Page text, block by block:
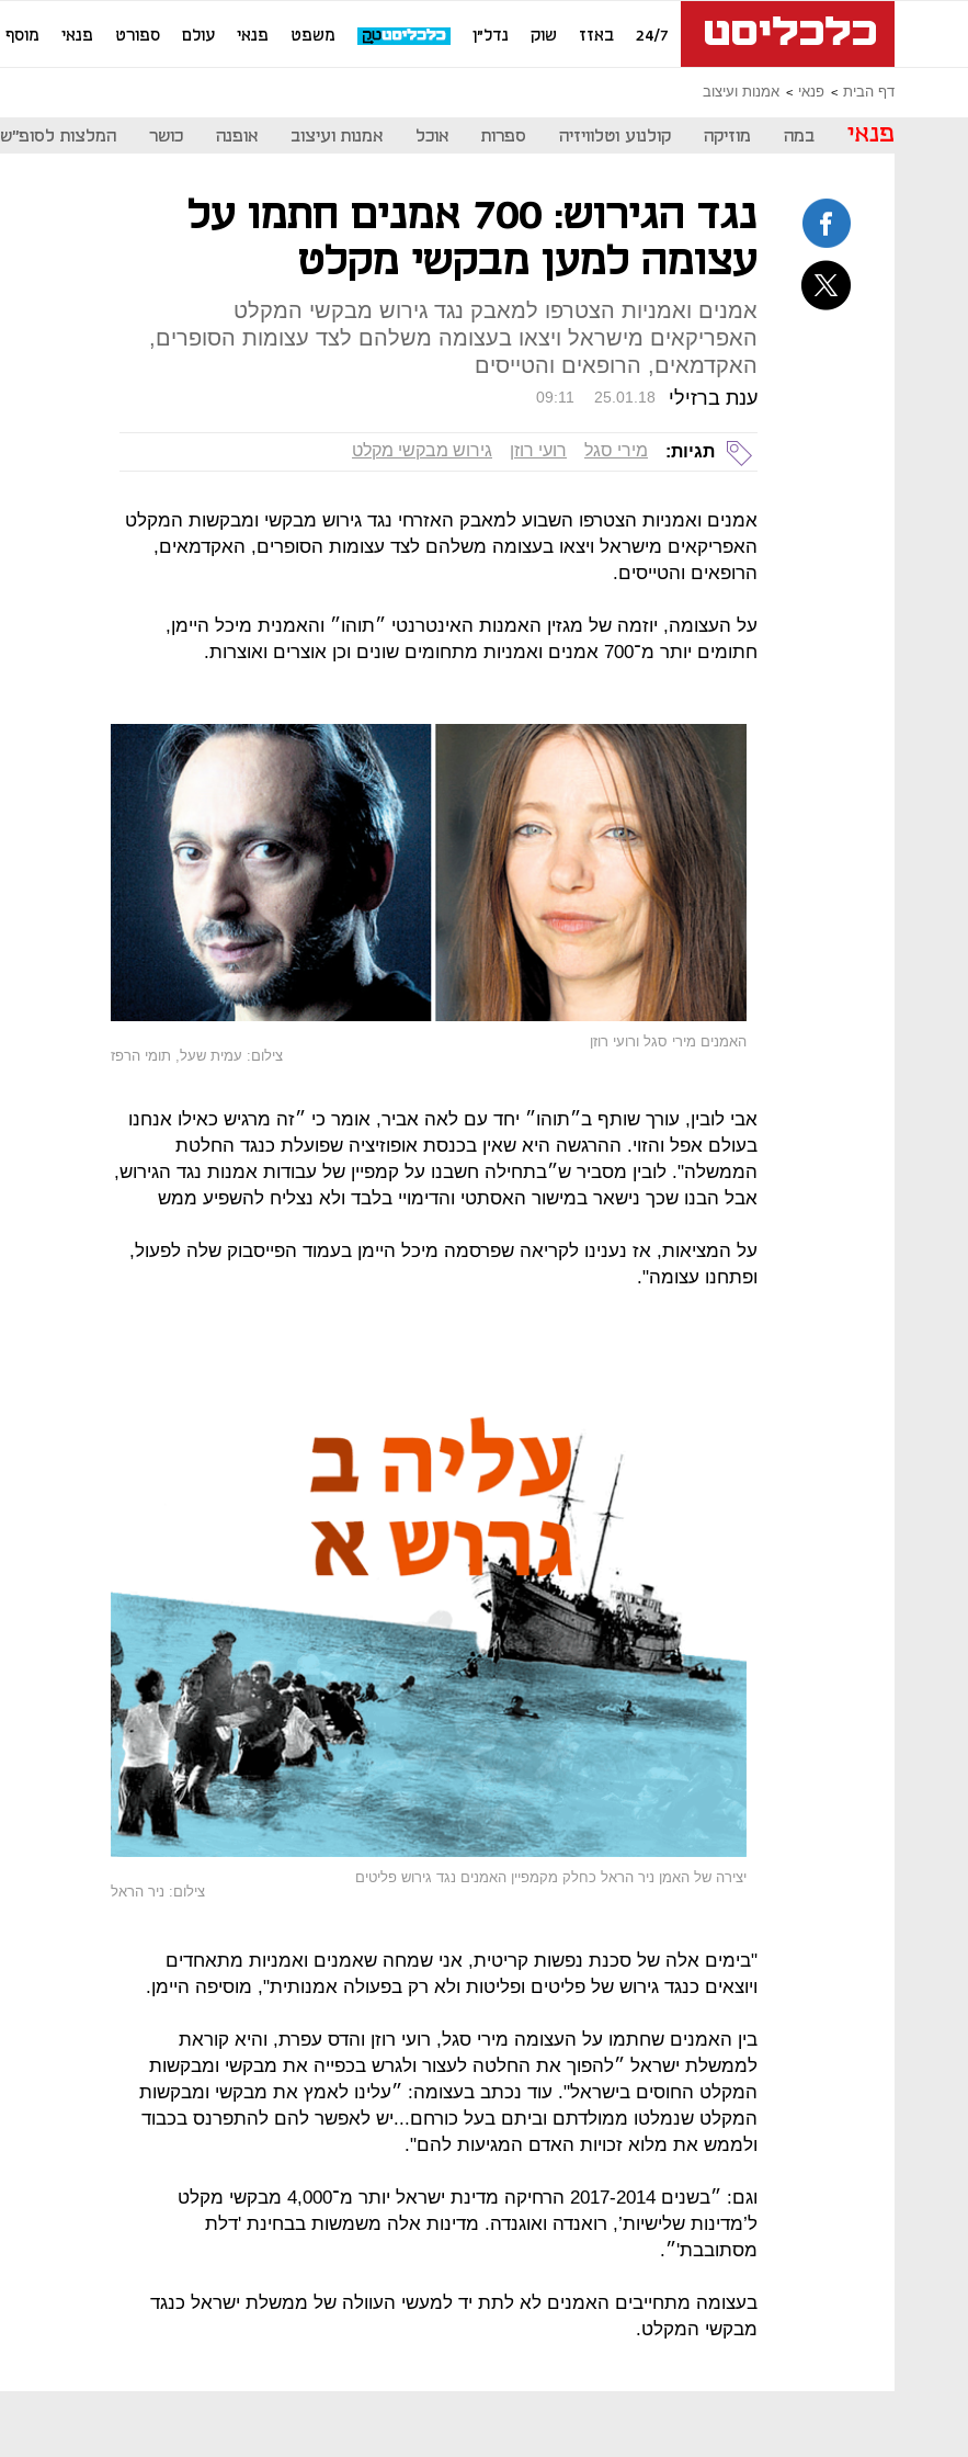
24/7 באזז שוק נדל"ן משפט פנאי עולם ספורט פנאי מוסף
דף הבית פנאי אמנות ועיצוב
פנאי במה מוזיקה קולנוע וטלוויזיה ספרות אוכל אמנות ועיצוב אופנה כושר המלצות לסופ"ש
נגד הגירוש: 700 אמנים חתמו על
עצומה למען מבקשי מקלט
אמנים ואמניות הצטרפו למאבק נגד גירוש מבקשי המקלט
האפריקאים מישראל ויצאו בעצומה משלהם לצד עצומות הסופרים,
האקדמאים, הרופאים והטייסים
ענת ברזילי 09:11 25.01.18
תגיות: מירי סגל רועי רוזן גירוש מבקשי מקלט
אמנים ואמניות הצטרפו השבוע למאבק האזרחי נגד גירוש מבקשי ומבקשות המקלט
האפריקאים מישראל ויצאו בעצומה משלהם לצד עצומות הסופרים, האקדמאים,
הרופאים והטייסים.
על העצומה, יוזמה של מגזין האמנות האינטרנטי ״תוהו״ והאמנית מיכל היימן,
חתומים יותר מ־700 אמנים ואמניות מתחומים שונים וכן אוצרים ואוצרות.
האמנים מירי סגל ורועי רוזן
צילום: עמית שעל, תומי הרפז
אבי לובין, עורך שותף ב״תוהו״ יחד עם לאה אביר, אומר כי ״זה מרגיש כאילו אנחנו
בעולם אפל והזוי. ההרגשה היא שאין בכנסת אופוזיציה שפועלת כנגד החלטת
הממשלה". לובין מסביר ש״בתחילה חשבנו על קמפיין של עבודות אמנות נגד הגירוש,
אבל הבנו שכך נישאר במישור האסתטי והדימויי בלבד ולא נצליח להשפיע ממש
על המציאות, אז נענינו לקריאה שפרסמה מיכל היימן בעמוד הפייסבוק שלה לפעול,
ופתחנו עצומה".
יצירה של האמן ניר הראל כחלק מקמפיין האמנים נגד גירוש פליטים
צילום: ניר הראל
"בימים אלה של סכנת נפשות קריטית, אני שמחה שאמנים ואמניות מתאחדים
ויוצאים כנגד גירוש של פליטים ופליטות ולא רק בפעולה אמנותית", מוסיפה היימן.
בין האמנים שחתמו על העצומה מירי סגל, רועי רוזן והדס עפרת, והיא קוראת
לממשלת ישראל ״להפוך את החלטה לעצור ולגרש בכפייה את מבקשי ומבקשות
המקלט החוסים בישראל". עוד נכתב בעצומה: ״עלינו לאמץ את מבקשי ומבקשות
המקלט שנמלטו ממולדתם וביתם בעל כורחם...יש לאפשר להם להתפרנס בכבוד
ולממש את מלוא זכויות האדם המגיעות להם".
וגם: ״בשנים 2017-2014 הרחיקה מדינת ישראל יותר מ־4,000 מבקשי מקלט
ל’מדינות שלישיות’, רואנדה ואוגנדה. מדינות אלה משמשות בבחינת 'דלת
מסתובבת'״.
בעצומה מתחייבים האמנים לא לתת יד למעשי העוולה של ממשלת ישראל כנגד
מבקשי המקלט.